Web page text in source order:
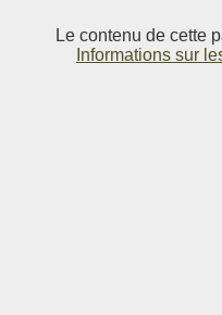
Le contenu de cette
Informations sur